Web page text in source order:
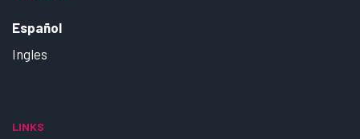
Español
Ingles
LINKS